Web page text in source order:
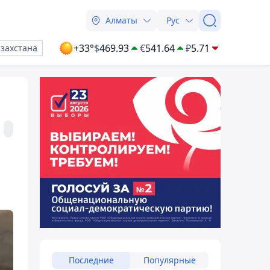
Алматы Рус
+33°$469.93 €541.64 ₽5.71
Последние Популярные